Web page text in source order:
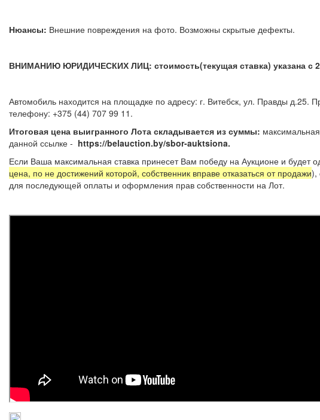
Нюансы: Внешние повреждения на фото. Возможны скрытые дефекты.
ВНИМАНИЮ ЮРИДИЧЕСКИХ ЛИЦ: стоимость(текущая ставка) указана с
Автомобиль находится на площадке по адресу: г. Витебск, ул. Правды д.25.
телефону: +375 (44) 707 99 11.
Итоговая цена выигранного Лота складывается из суммы:
данной ссылке - https://belauction.by/sbor-auktsiona.
Если Ваша максимальная ставка принесет Вам победу на Аукционе и будет
цена, по не достижений которой, собственник вправе отказаться от продажи),
для последующей оплаты и оформления прав собственности на Лот.